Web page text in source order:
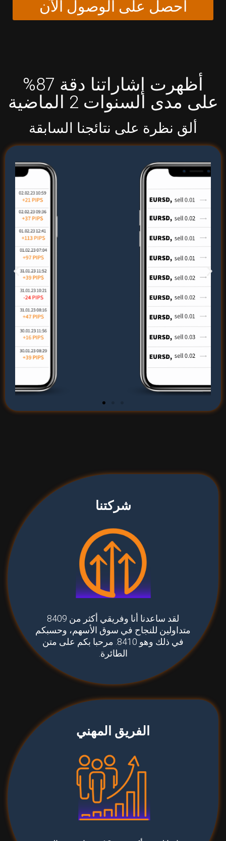
احصل على الوصول الآن
أظهرت إشاراتنا دقة 87%
على مدى السنوات 2 الماضية
ألق نظرة على نتائجنا السابقة
شركتنا
لقد ساعدنا أنا وفريقي أكثر من 8409
متداولين للنجاح في سوق الأسهم، وحسبكم
في ذلك وهو 8410. مرحبا بكم على متن
الطائرة.
الفريق المهني